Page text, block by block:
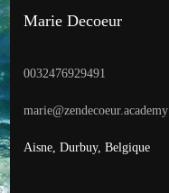
Marie Decoeur
0032476929491
marie@zendecoeur.academy
Aisne, Durbuy, Belgique